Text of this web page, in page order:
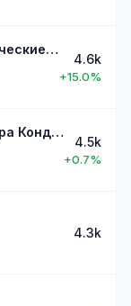
Стоматолог | Стоматологические Видео
4.6k
+15.0%
Остеопорозу - нет! | док Вера Кондакова
4.5k
+0.7%
4.3k